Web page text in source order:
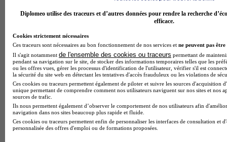
Master Psychologie à Montpellier
Master Meef à Lyon
Master Meef à Paris
BTS Tourisme à Bordeaux
BTS Tourisme à Lyon
BTS Tourisme à Paris
BTS Tourisme à Toulouse
Licence Psychologie à Lille
Master Informatique à Paris
BTS Communication à Bordeaux
Master Psychologie à Angers
BTS Communication à Lyon
Diplomeo utilise des traceurs et d’autres données pour rendre la recherche
efficace.
Cookies strictement nécessaires
Ces traceurs sont nécessaires au bon fonctionnement de nos services et ne peuvent pas être
Il s'agit notamment de l'ensemble des cookies ou traceurs permettant de
pendant sa navigation sur le site, de stocker des informations temporaires telles que les
ou les offres vues, gérer les processus d'identification de l'utilisateur, vérifier s'il est
la sécurité du site web en détectant les tentatives d'accès frauduleux ou les violations de
Ces cookies ou traceurs permettent également de piloter et suivre les sources d'acquisition
unique permettant de comprendre comment nos utilisateurs naviguent sur nos sites et nos
sources de trafic.
Ils nous permettent également d’observer le comportement de nos utilisateurs afin
navigation dans nos sites beaucoup plus rapide et fluide.
Ces cookies ou traceurs permettent enfin de personnaliser les interfaces de consultation et
personnalisée des offres d'emploi ou de formations proposées.